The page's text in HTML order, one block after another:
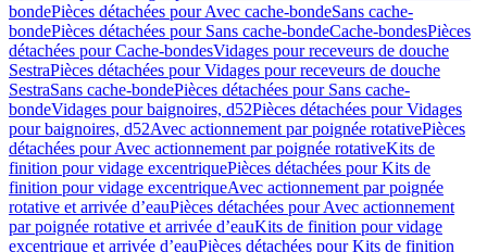
bondePièces détachées pour Avec cache-bondeSans cache-
bondePièces détachées pour Sans cache-bondeCache-bondesPièces
détachées pour Cache-bondesVidages pour receveurs de douche
SestraPièces détachées pour Vidages pour receveurs de douche
SestraSans cache-bondePièces détachées pour Sans cache-
bondeVidages pour baignoires, d52Pièces détachées pour Vidages
pour baignoires, d52Avec actionnement par poignée rotativePièces
détachées pour Avec actionnement par poignée rotativeKits de
finition pour vidage excentriquePièces détachées pour Kits de
finition pour vidage excentriqueAvec actionnement par poignée
rotative et arrivée d’eauPièces détachées pour Avec actionnement
par poignée rotative et arrivée d’eauKits de finition pour vidage
excentrique et arrivée d’eauPièces détachées pour Kits de finition